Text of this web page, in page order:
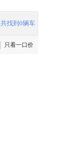
共找到0辆车
只看一口价